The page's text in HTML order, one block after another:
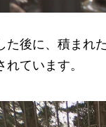
後に、積まれ
れています。